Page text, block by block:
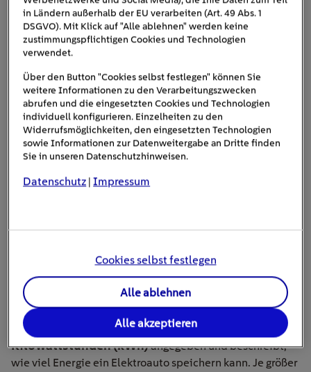
LADEN UND PROFITIEREN IM DOPPELPACK
Unterwegs und Zuhause Laden
kombinieren und 10 % beim
Unterwegs Laden sparen!
Kombi-Vorteil sichern
Akkukapazität: Wie viel Energie steht
tatsächlich zur Verfügung?
Die Kapazität eines E-Auto-Akkuswird in
Kilowattstunden (kWh)angegeben und beschreibt,
wie viel Energie ein Elektroauto speichern kann. Je größer
in Ländern außerhalb der EU verarbeiten (Art. 49 Abs. 1
DSGVO). Mit Klick auf "Alle ablehnen" werden keine
zustimmungspflichtigen Cookies und Technologien
verwendet.
Über den Button "Cookies selbst festlegen" können Sie
weitere Informationen zu den Verarbeitungszwecken
abrufen und die eingesetzten Cookies und Technologien
individuell konfigurieren. Einzelheiten zu den
Widerrufsmöglichkeiten, den eingesetzten Technologien
sowie Informationen zur Datenweitergabe an Dritte finden
Sie in unseren Datenschutzhinweisen.
Datenschutz |Impressum
Cookies selbst festlegen
Alle ablehnen
Alle akzeptieren